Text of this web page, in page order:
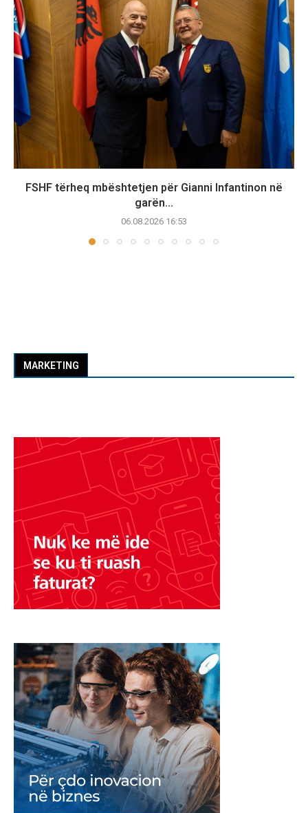
FSHF tërheq mbështetjen për Gianni Infantinon në
garën...
06.08.2026 16:53
MARKETING